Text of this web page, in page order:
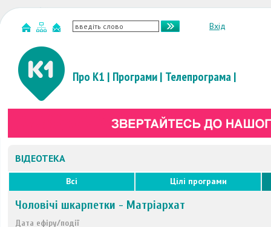
Вхід
Про К1 | Програми| Телепрограма|
ВІДЕОТЕКА
Всі Цілі програми
Чоловічі шкарпетки - Матріархат
Дата ефіру/події